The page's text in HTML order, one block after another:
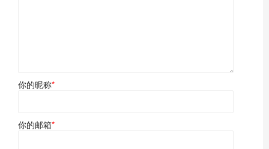
你的昵称*
你的邮箱*